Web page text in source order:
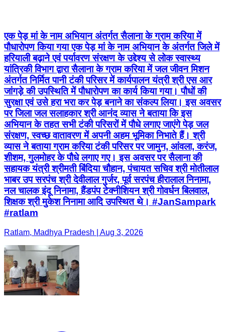
एक पेड़ मां के नाम अभियान अंतर्गत सैलाना के ग्राम करिया में
पौधारोपण किया गया एक पेड़ मां के नाम अभियान के अंतर्गत जिले में
हरियाली बढ़ाने एवं पर्यावरण संरक्षण के उद्देश्य से लोक स्वास्थ्य
यांत्रिकी विभाग द्वारा सैलाना के ग्राम करिया में जल जीवन मिशन
अंतर्गत निर्मित पानी टंकी परिसर में कार्यपालन यंत्री श्री एस आर
जांगड़े की उपस्थिति में पौधारोपण का कार्य किया गया। पौधों की
सुरक्षा एवं उसे हरा भरा कर पेड़ बनाने का संकल्प लिया। इस अवसर
पर जिला जल सलाहकार श्री आनंद व्यास ने बताया कि इस
अभियान के तहत सभी टंकी परिसरों में पौधे लगाए जाएंगे पेड़ जल
संरक्षण, स्वच्छ वातावरण में अपनी अहम भूमिका निभाते हैं। श्री
व्यास ने बताया ग्राम करिया टंकी परिसर पर जामुन, आंवला, करंज,
शीशम, गुलमोहर के पौधे लगाए गए। इस अवसर पर सैलाना की
सहायक यंत्री श्रीमती बिंदिया चौहान, पंचायत सचिव श्री मोतीलाल
भाबर उप सरपंच श्री देवीलाल गुर्जर, पूर्व सरपंच हीरालाल निनामा,
नल चालक इंदू निनामा, हैंडपंप टेक्नीशियन श्री गोवर्धन बिलवाल,
शिक्षक श्री मुकेश निनामा आदि उपस्थित थे। #JanSampark
#ratlam
Ratlam, Madhya Pradesh | Aug 3, 2026